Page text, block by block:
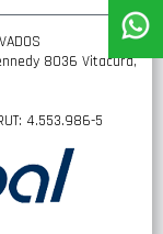
8036 Vitacura,
4.553.986-5